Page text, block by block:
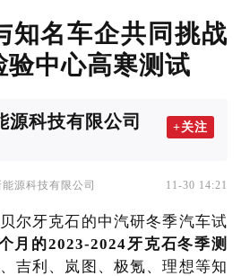
知名车企共同挑战
验中心高寒测试
源科技有限公司 +关注
源科技有限公司 11-30 14:21
尔牙克石的中汽研冬季汽车试
月的2023-2024牙克石冬季测
吉利、岚图、极氪、理想等知